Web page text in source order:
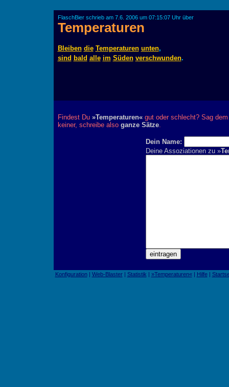
FlaschBier schrieb am 7.6. 2006 um 07:15:07 Uhr über
Temperaturen
Bleiben die Temperaturen unten,
sind bald alle im Süden verschwunden.
Findest Du »Temperaturen«gut oder schlecht? Sag dem
keiner, schreibe also ganze Sätze.
Dein Name:
Deine Assoziationen zu »
Konfiguration| Web-Blaster| Statistik | »Temperaturen«| Hilfe|